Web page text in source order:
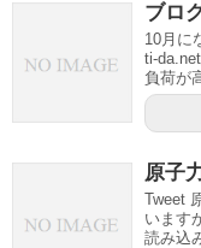
ブロ
10月に
ti-
負荷が
原子
Tweet
います
読み込